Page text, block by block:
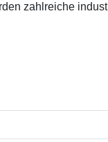
zahlreiche